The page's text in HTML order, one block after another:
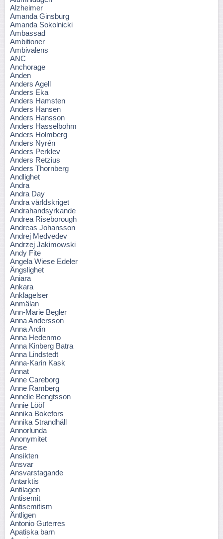
Alzheimer
Amanda Ginsburg
Amanda Sokolnicki
Ambassad
Ambitioner
Ambivalens
ANC
Anchorage
Anden
Anders Agell
Anders Eka
Anders Hamsten
Anders Hansen
Anders Hansson
Anders Hasselbohm
Anders Holmberg
Anders Nyrén
Anders Perklev
Anders Retzius
Anders Thornberg
Andlighet
Andra
Andra Day
Andra världskriget
Andrahandsyrkande
Andrea Riseborough
Andreas Johansson
Andrej Medvedev
Andrzej Jakimowski
Andy Fite
Angela Wiese Edeler
Ängslighet
Aniara
Ankara
Anklagelser
Anmälan
Ann-Marie Begler
Anna Andersson
Anna Ardin
Anna Hedenmo
Anna Kinberg Batra
Anna Lindstedt
Anna-Karin Kask
Annat
Anne Careborg
Anne Ramberg
Annelie Bengtsson
Annie Lööf
Annika Bokefors
Annika Strandhäll
Annorlunda
Anonymitet
Anse
Ansikten
Ansvar
Ansvarstagande
Antarktis
Antilagen
Antisemit
Antisemitism
Äntligen
Antonio Guterres
Apatiska barn